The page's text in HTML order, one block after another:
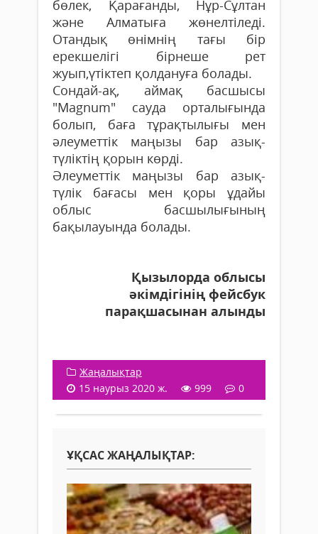
бөлек, Қарағанды, Нұр-Сұлтан
және Алматыға жөнелтіледі.
Отандық өнімнің тағы бір
ерекшелігі бірнеше рет
жуып,үтіктеп қолдануға болады.
Сондай-ақ, аймақ басшысы
"Magnum" сауда орталығында
болып, баға тұрақтылығы мен
әлеуметтік маңызы бар азық-
түліктің қорын көрді.
Әлеуметтік маңызы бар азық-
түлік бағасы мен қоры ұдайы
облыс басшылығының
бақылауында болады.
Қызылорда облысы
әкімдігінің фейсбук
парақшасынан алынды
Жаңалықтар
15 наурыз 2020 ж.
999 0
ҰҚСАС ЖАҢАЛЫҚТАР: